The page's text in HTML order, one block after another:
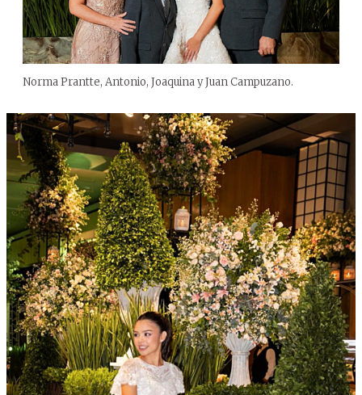
Norma Prantte, Antonio, Joaquina y Juan Campuzano.